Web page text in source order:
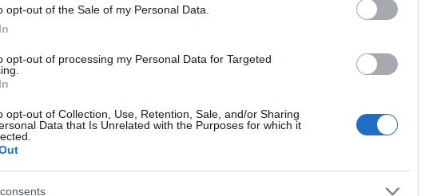
opt-out of the Sale of my Personal Data.
opt-out of processing my Personal Data for Targeted
opt-out of Collection, Use, Retention, Sale, and/or Sharing
Data that Is Unrelated with the Purposes for which it
ΑΟΖ